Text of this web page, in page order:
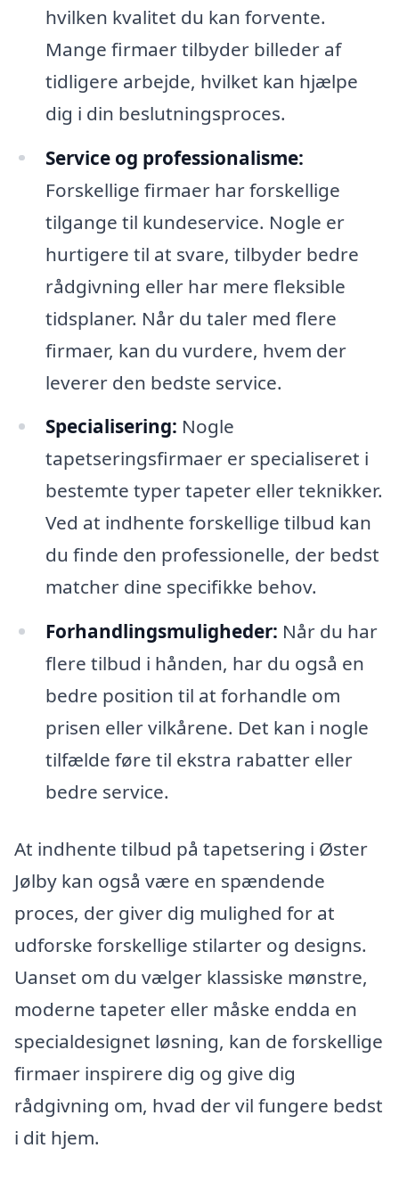
hvilken kvalitet du kan forvente.
Mange firmaer tilbyder billeder af
tidligere arbejde, hvilket kan hjælpe
dig i din beslutningsproces.
Service og professionalisme:
Forskellige firmaer har forskellige
tilgange til kundeservice. Nogle er
hurtigere til at svare, tilbyder bedre
rådgivning eller har mere fleksible
tidsplaner. Når du taler med flere
firmaer, kan du vurdere, hvem der
leverer den bedste service.
Specialisering: Nogle
tapetseringsfirmaer er specialiseret i
bestemte typer tapeter eller teknikker.
Ved at indhente forskellige tilbud kan
du finde den professionelle, der bedst
matcher dine specifikke behov.
Forhandlingsmuligheder: Når du har
flere tilbud i hånden, har du også en
bedre position til at forhandle om
prisen eller vilkårene. Det kan i nogle
tilfælde føre til ekstra rabatter eller
bedre service.
At indhente tilbud på tapetsering i Øster
Jølby kan også være en spændende
proces, der giver dig mulighed for at
udforske forskellige stilarter og designs.
Uanset om du vælger klassiske mønstre,
moderne tapeter eller måske endda en
specialdesignet løsning, kan de forskellige
firmaer inspirere dig og give dig
rådgivning om, hvad der vil fungere bedst
i dit hjem.